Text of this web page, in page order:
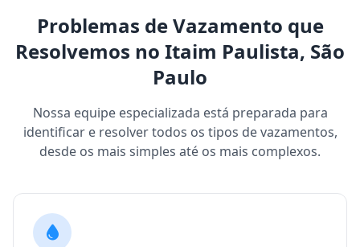
Problemas de Vazamento que
Resolvemos no Itaim Paulista, São
Paulo
Nossa equipe especializada está preparada para
identificar e resolver todos os tipos de vazamentos,
desde os mais simples até os mais complexos.